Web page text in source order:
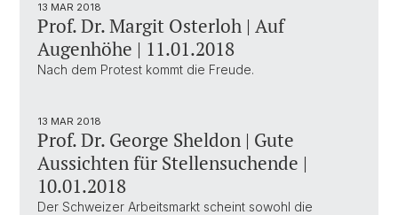
13 MAR 2018
Prof. Dr. Margit Osterloh | Auf
Augenhöhe | 11.01.2018
Nach dem Protest kommt die Freude.
13 MAR 2018
Prof. Dr. George Sheldon | Gute
Aussichten für Stellensuchende |
10.01.2018
Der Schweizer Arbeitsmarkt scheint sowohl die